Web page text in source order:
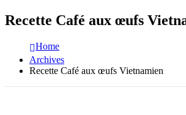
Recette Café aux œufs
Home
Archives
Recette Café aux œufs Vietnamien